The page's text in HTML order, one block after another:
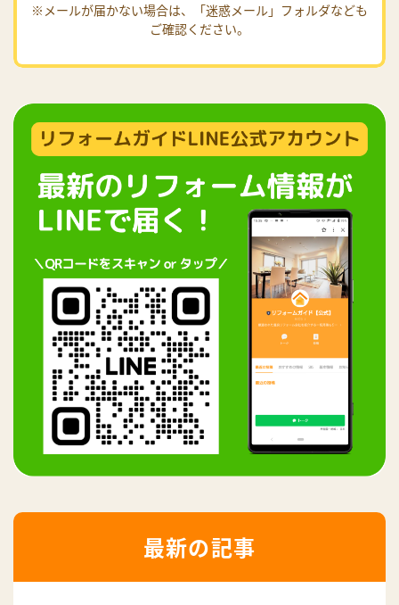
※メールが届かない場合は、「迷惑メール」フォルダなども
ご確認ください。
最新の記事